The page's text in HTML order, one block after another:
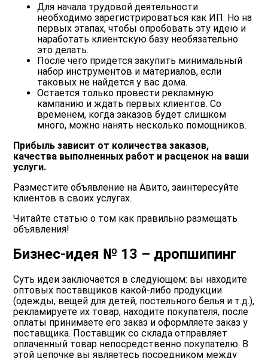
Для начала трудовой деятельности
необходимо зарегистрироваться как ИП. Но на
первых этапах, чтобы опробовать эту идею и
наработать клиентскую базу необязательно
это делать.
После чего придется закупить минимальный
набор инструментов и материалов, если
таковых не найдется у вас дома.
Остается только провести рекламную
кампанию и ждать первых клиентов. Со
временем, когда заказов будет слишком
много, можно нанять несколько помощников.
Прибыль зависит от количества заказов,
качества выполненных работ и расценок на ваши
услуги.
Разместите объявление на Авито, заинтересуйте
клиентов в своих услугах.
Читайте статью о том как правильно размещать
объявления!
Бизнес-идея № 13 – дропшипинг
Суть идеи заключается в следующем: вы находите
оптовых поставщиков какой-либо продукции
(одежды, вещей для детей, постельного белья и т.д.),
рекламируете их товар, находите покупателя, после
оплаты принимаете его заказ и оформляете заказ у
поставщика. Поставщик со склада отправляет
оплаченный товар непосредственно покупателю. В
этой цепочке вы являетесь посредником между